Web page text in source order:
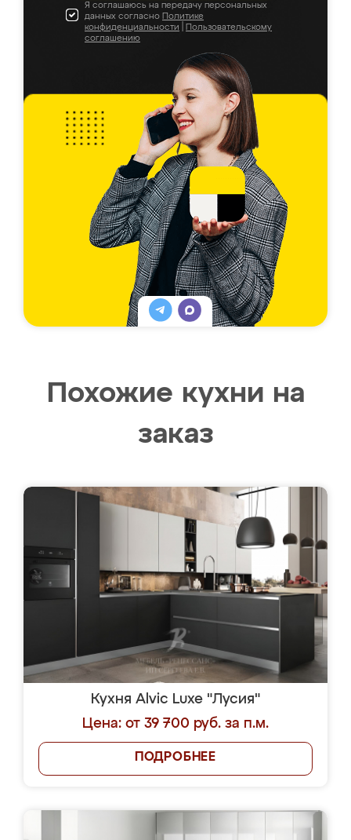
Я соглашаюсь на передачу персональных
данных согласно Политике
конфиденциальности
Пользовательскому
соглашению
Похожие кухни на
заказ
Кухня Alvic Luxe "Лусия"
Цена: от 39 700 руб. за п.м.
ПОДРОБНЕЕ